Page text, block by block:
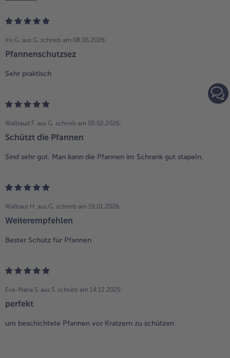
Iris G. aus G. schrieb am 08.06.2026:
Pfannenschutzsez
Sehr praktisch
Waltraud F. aus G. schrieb am 05.02.2026:
Schützt die Pfannen
Sind sehr gut. Man kann die Pfannen im Schrank gut stapeln.
Waltraut H. aus G. schrieb am 19.01.2026:
Weiterempfehlen
Bester Schutz für Pfannen
Eva-Maria S. aus S. schrieb am 14.12.2025:
perfekt
um beschichtete Pfannen vor Kratzern zu schützen